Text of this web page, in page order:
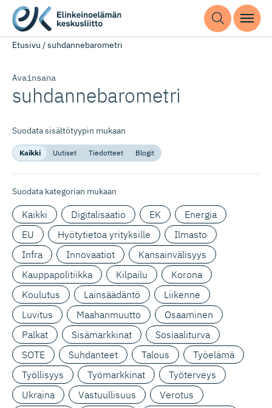
Etusivu /suhdannebarometri
Avainsana
suhdanneba­rometri
Suodata sisältötyypin mukaan
Kaikki Uutiset Tiedotteet Blogit
Suodata kategorian mukaan
Kaikki Digitalisaatio EK
Energia
EU
Hyötytietoa yrityksille
Ilmasto
Infra
Innovaatiot
Kansainvälisyys
Kauppapolitiikka
Kilpailu
Korona
Koulutus
Lainsäädäntö
Liikenne
Luvitus
Maahanmuutto
Osaaminen
Palkat
Sisämarkkinat
Sosiaaliturva
SOTE
Suhdanteet Talous
Työelämä
Työllisyys
Työmarkkinat
Työterveys
Ukraina
Vastuullisuus
Verotus